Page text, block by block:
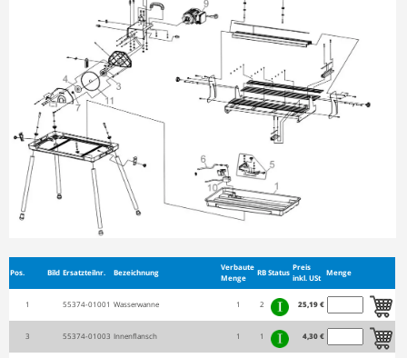
Pos. Bild Ersatzteilnr. Bezeichnung
Verbaute
Menge
RBStatus
Preis
inkl. USt
Menge
1 55374-01001 Wasserwanne 1 2 25,19 €
3 55374-01003 Innenflansch 1 1 4,30 €